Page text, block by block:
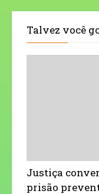
Talvez você
Justiça
prisão